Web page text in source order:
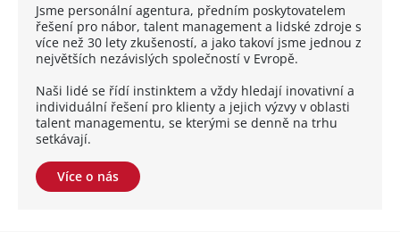
Jsme personální agentura, předním poskytovatelem
řešení pro nábor, talent management a lidské zdroje s
více než 30 lety zkušeností, a jako takoví jsme jednou z
největších nezávislých společností v Evropě.
Naši lidé se řídí instinktem a vždy hledají inovativní a
individuální řešení pro klienty a jejich výzvy v oblasti
talent managementu, se kterými se denně na trhu
setkávají.
Více o nás